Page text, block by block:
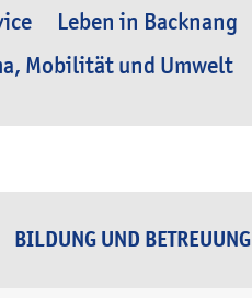
Leben in Backnang
Mobilität und Umwelt
BILDUNG UND BETREUUNG